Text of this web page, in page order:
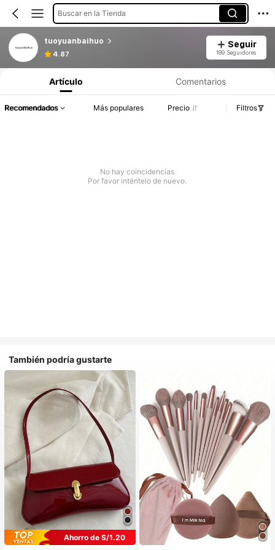
Buscar en la Tienda
tuoyuanbaihuo
4.87
Seguir
189 Seguidores
Artículo Comentarios
Recomendados Más populares Precio Filtros
No hay coincidencias
Por favor inténtelo de nuevo.
También podría gustarte
Ahorro de S/1.20